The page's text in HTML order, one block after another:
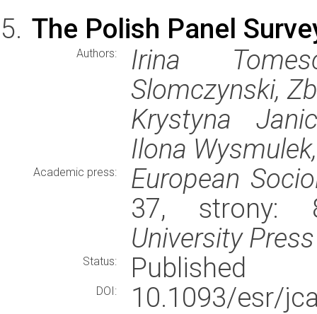
The Polish Panel
Authors:
Irina
Slomczynski,
Krystyna
Ilona
Academic press:
European
37, strony:
University Press
Status: Published
DOI: 10.1093/esr/